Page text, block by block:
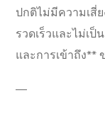
ปกติไม่มีความเสี่
รวดเร็วและไม่เ
และการเข้าถึง**
—